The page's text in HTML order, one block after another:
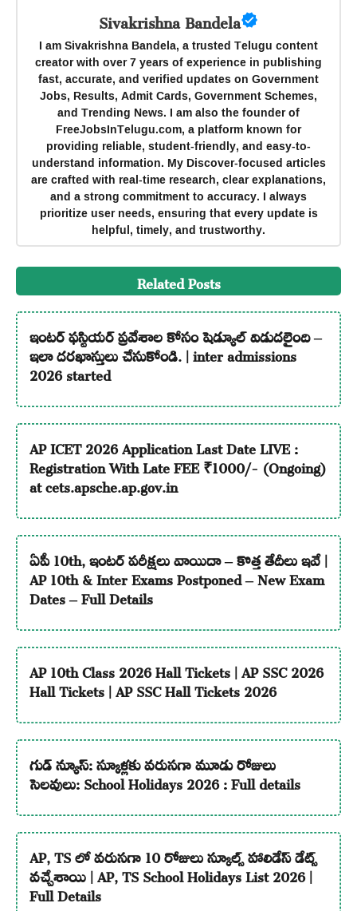
Sivakrishna Bandela
I am Sivakrishna Bandela, a trusted Telugu content
creator with over 7 years of experience in publishing
fast, accurate, and verified updates on Government
Jobs, Results, Admit Cards, Government Schemes,
and Trending News. I am also the founder of
FreeJobsInTelugu.com, a platform known for
providing reliable, student-friendly, and easy-to-
understand information. My Discover-focused articles
are crafted with real-time research, clear explanations,
and a strong commitment to accuracy. I always
prioritize user needs, ensuring that every update is
helpful, timely, and trustworthy.
Related Posts
ఇంటర్ ఫస్టియర్ ప్రవేశాల కోసం షెడ్యూల్ విడుదలైంది –
ఇలా దరఖాస్తులు చేసుకోండి. | inter admissions
2026 started
AP ICET 2026 Application Last Date LIVE :
Registration With Late FEE ₹1000/- (Ongoing)
at cets.apsche.ap.gov.in
ఏపీ 10th, ఇంటర్ పరీక్షలు వాయిదా – కొత్త తేదీలు ఇవే |
AP 10th & Inter Exams Postponed – New Exam
Dates – Full Details
AP 10th Class 2026 Hall Tickets | AP SSC 2026
Hall Tickets | AP SSC Hall Tickets 2026
గుడ్ న్యూస్: స్కూళ్లకు వరుసగా మూడు రోజులు
సెలవులు: School Holidays 2026 : Full details
AP, TS లో వరుసగా 10 రోజులు స్కూల్స్ హాలిడేస్ డేట్స్
వచ్చేశాయి | AP, TS School Holidays List 2026 |
Full Details